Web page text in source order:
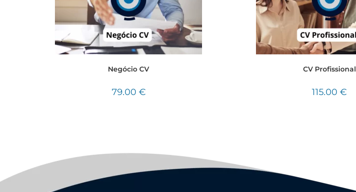
Negócio CV
79.00 €
CV Profissional
115.00€